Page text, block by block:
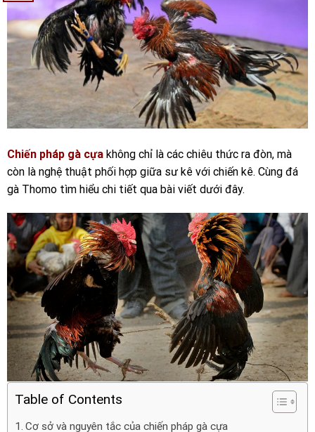
Chiến pháp gà cựa không chỉ là các chiêu thức ra đòn, mà
còn là nghệ thuật phối hợp giữa sư kê với chiến kê. Cùng đá
gà Thomo tìm hiểu chi tiết qua bài viết dưới đây.
Table of Contents
Cơ sở và nguyên tắc của chiến pháp gà cựa